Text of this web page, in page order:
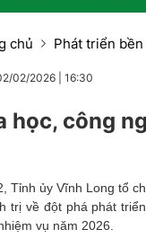
Trong nước
Quốc tế
chủ Phát triển
02/2026 16:30
học, công
Tỉnh ủy Vĩnh Long tổ
trị về đột phá phát
vụ năm 2026.